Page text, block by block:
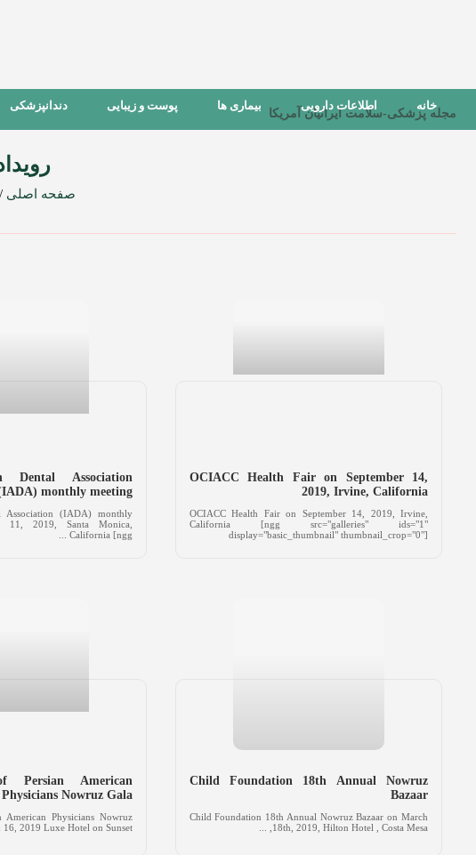
مجله پزشکی-سلامت ایرانیان آمریکا
خانه اطلاعات دارویی بیماری ها پوست و زیبایی دندانپزشکی
صفحه اصلی
OCIACC Health Fair on September 14,
2019, Irvine, California
OCIACC Health Fair on September 14, 2019, Irvine,
California [ngg src="galleries" ids="1"
display="basic_thumbnail" thumbnail_crop="0"]
Dental Association
monthly meeting
Association (IADA) monthly
11, 2019, Santa Monica,
California [ngg ...
Child Foundation 18th Annual Nowruz
Bazaar
Child Foundation 18th Annual Nowruz Bazaar on March
18th, 2019, Hilton Hotel , Costa Mesa, ...
Persian American
Physicians Nowruz Gala
American Physicians Nowruz
2019 Luxe Hotel on Sunset ...